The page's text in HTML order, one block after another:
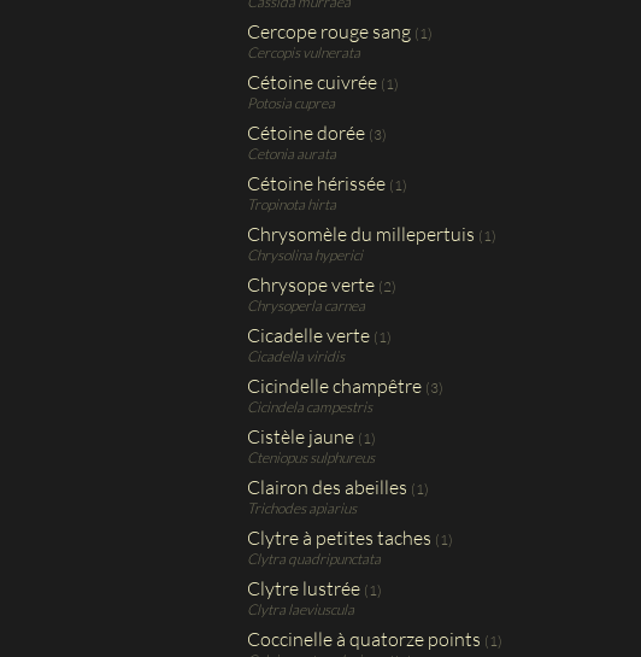
Cercope rouge sang (1)
Cercopis vulnerata
Cétoine cuivrée (1)
Potosia cuprea
Cétoine dorée (3)
Cetonia aurata
Cétoine hérissée (1)
Tropinota hirta
Chrysomèle du millepertuis (1)
Chrysolina hyperici
Chrysope verte (2)
Chrysoperla carnea
Cicadelle verte (1)
Cicadella viridis
Cicindelle champêtre (3)
Cicindela campestris
Cistèle jaune (1)
Cteniopus sulphureus
Clairon des abeilles (1)
Trichodes apiarius
Clytre à petites taches (1)
Clytra quadripunctata
Clytre lustrée (1)
Clytra laeviuscula
Coccinelle à quatorze points (1)